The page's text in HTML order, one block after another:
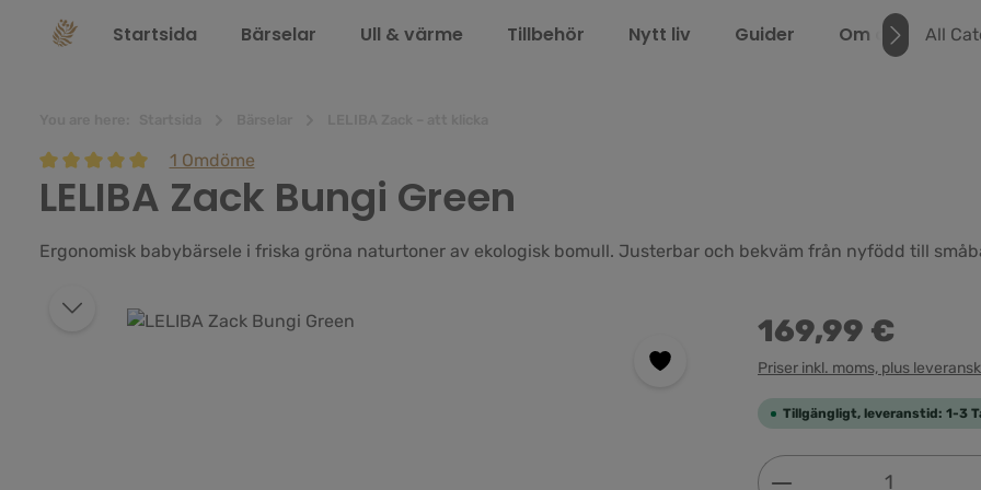
Hoppa till huvudnavigering
Startsida Bärselar Ull & värme Tillbehör Nytt liv Guider Om oss All
Genomsnittligt betyg på 5 av 5 stjärnor
1 Omdöme
LELIBA Zack Bungi Green
Ergonomisk babybärsele i friska gröna naturtoner av ekologisk bomull. Justerbar och bekväm från nyfödd till
Hoppa över bildgalleri 169,99 €
Priser inkl. moms, plus
Tillgängligt, leveranstid: 1-3
Produktkvantitet: